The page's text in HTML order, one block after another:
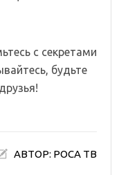
с секретами
будьте
АВТОР: РОСА ТВ